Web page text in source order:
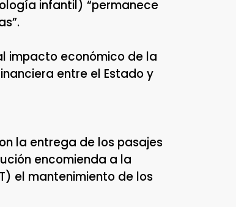
infantil) “permanece
impacto económico de la
entre el Estado y
la entrega de los pasajes
encomienda a la
el mantenimiento de los